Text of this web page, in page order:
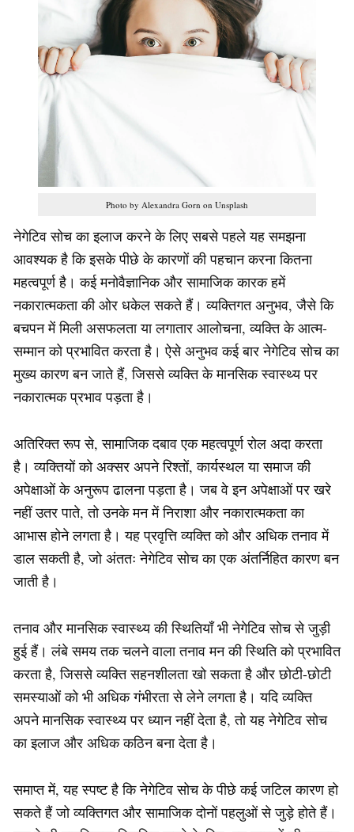
Photo by Alexandra Gorn on Unsplash
नेगेटिव सोच का इलाज करने के लिए सबसे पहले यह समझना
आवश्यक है कि इसके पीछे के कारणों की पहचान करना कितना
महत्वपूर्ण है। कई मनोवैज्ञानिक और सामाजिक कारक हमें
नकारात्मकता की ओर धकेल सकते हैं। व्यक्तिगत अनुभव, जैसे कि
बचपन में मिली असफलता या लगातार आलोचना, व्यक्ति के आत्म-
सम्मान को प्रभावित करता है। ऐसे अनुभव कई बार नेगेटिव सोच का
मुख्य कारण बन जाते हैं, जिससे व्यक्ति के मानसिक स्वास्थ्य पर
नकारात्मक प्रभाव पड़ता है।
अतिरिक्त रूप से, सामाजिक दबाव एक महत्वपूर्ण रोल अदा करता
है। व्यक्तियों को अक्सर अपने रिश्तों, कार्यस्थल या समाज की
अपेक्षाओं के अनुरूप ढालना पड़ता है। जब वे इन अपेक्षाओं पर खरे
नहीं उतर पाते, तो उनके मन में निराशा और नकारात्मकता का
आभास होने लगता है। यह प्रवृत्ति व्यक्ति को और अधिक तनाव में
डाल सकती है, जो अंततः नेगेटिव सोच का एक अंतर्निहित कारण बन
जाती है।
तनाव और मानसिक स्वास्थ्य की स्थितियाँ भी नेगेटिव सोच से जुड़ी
हुई हैं। लंबे समय तक चलने वाला तनाव मन की स्थिति को प्रभावित
करता है, जिससे व्यक्ति सहनशीलता खो सकता है और छोटी-छोटी
समस्याओं को भी अधिक गंभीरता से लेने लगता है। यदि व्यक्ति
अपने मानसिक स्वास्थ्य पर ध्यान नहीं देता है, तो यह नेगेटिव सोच
का इलाज और अधिक कठिन बना देता है।
समाप्त में, यह स्पष्ट है कि नेगेटिव सोच के पीछे कई जटिल कारण हो
सकते हैं जो व्यक्तिगत और सामाजिक दोनों पहलुओं से जुड़े होते हैं।